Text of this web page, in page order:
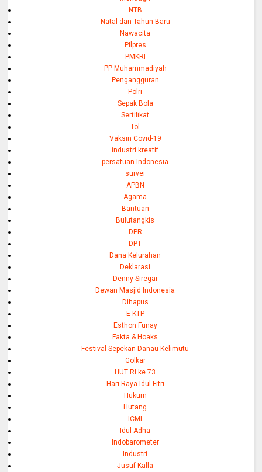
NTB
Natal dan Tahun Baru
Nawacita
PIlpres
PMKRI
PP Muhammadiyah
Pengangguran
Polri
Sepak Bola
Sertifikat
Tol
Vaksin Covid-19
industri kreatif
persatuan Indonesia
survei
APBN
Agama
Bantuan
Bulutangkis
DPR
DPT
Dana Kelurahan
Deklarasi
Denny Siregar
Dewan Masjid Indonesia
Dihapus
E-KTP
Esthon Funay
Fakta & Hoaks
Festival Sepekan Danau Kelimutu
Golkar
HUT RI ke 73
Hari Raya Idul Fitri
Hukum
Hutang
ICMI
Idul Adha
Indobarometer
Industri
Jusuf Kalla